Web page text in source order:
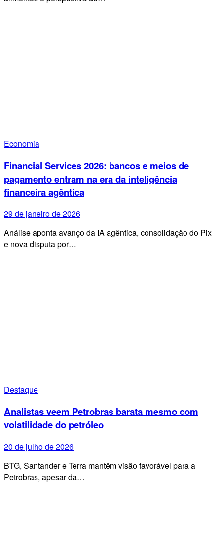
Economia
Financial Services 2026: bancos e meios de
pagamento entram na era da inteligência
financeira agêntica
29 de janeiro de 2026
Análise aponta avanço da IA agêntica, consolidação do Pix
e nova disputa por…
Destaque
Analistas veem Petrobras barata mesmo com
volatilidade do petróleo
20 de julho de 2026
BTG, Santander e Terra mantêm visão favorável para a
Petrobras, apesar da…